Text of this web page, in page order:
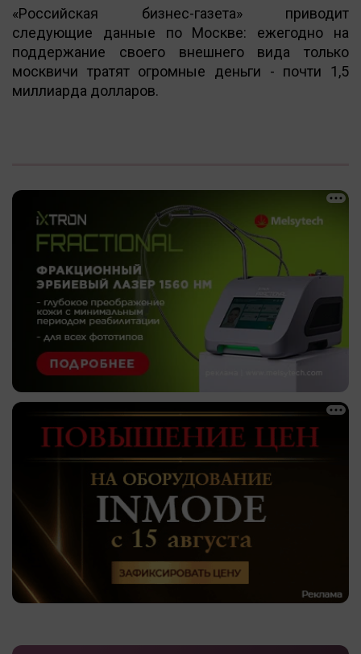
«Российская бизнес-газета» приводит
следующие данные по Москве: ежегодно на
поддержание своего внешнего вида только
москвичи тратят огромные деньги - почти 1,5
миллиарда долларов.